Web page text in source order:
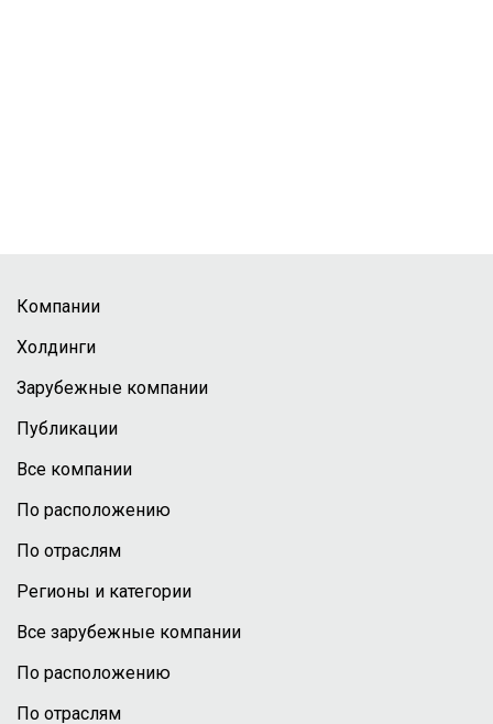
Компании
Холдинги
Зарубежные компании
Публикации
Все компании
По расположению
По отраслям
Регионы и категории
Все зарубежные компании
По расположению
По отраслям